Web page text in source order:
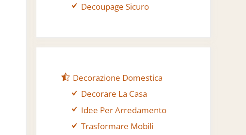
Decoupage Sicuro
Decorazione Domestica
Decorare La Casa
Idee Per Arredamento
Trasformare Mobili